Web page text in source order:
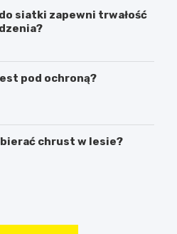
siatki zapewni trwałość
pod ochroną?
chrust w lesie?